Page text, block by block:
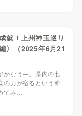
就！上州神玉巡り
〉（2025年6月21
かなう―。県内の七
の力が宿るという神
てみ…